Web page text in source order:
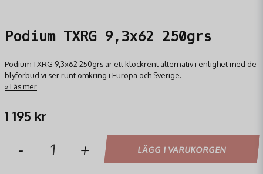
Podium TXRG 9,3x62 250grs
Podium TXRG 9,3x62 250grs är ett klockrent alternativ i enlighet med de
blyförbud vi ser runt omkring i Europa och Sverige.
Läs mer
1 195 kr
- + LÄGG I VARUKORGEN